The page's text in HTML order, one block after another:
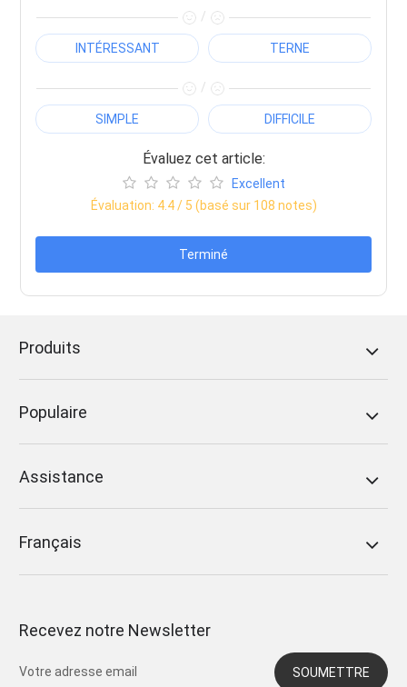
/
INTÉRESSANT TERNE
/
SIMPLE DIFFICILE
Évaluez cet article:
Excellent
Évaluation: 4.4/ 5 (basé sur 108 notes)
Terminé
Produits
Populaire
Assistance
Français
Recevez notre Newsletter
SOUMETTRE